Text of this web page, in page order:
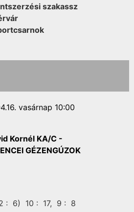
szakassz
vasárnap 10:00
Kornél KA/C -
GÉZENGÚZOK
: 6) 10 : 17, 9 : 8